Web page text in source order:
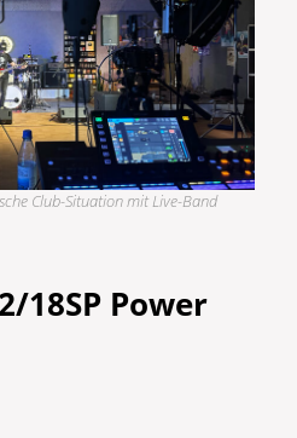
Club-Situation mit Live-Band
18SP Power